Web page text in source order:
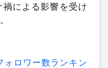
による影響を受け
ォロワー数ランキン